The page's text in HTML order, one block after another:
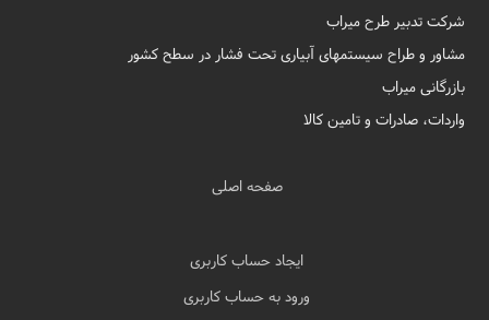
شرکت تدبیر طرح میراب
مشاور و طراح سیستمهای آبیاری تحت فشار در سطح کشور
بازرگانی میراب
واردات، صادرات و تامین کالا
صفحه اصلی
ایجاد حساب کاربری
ورود به حساب کاربری